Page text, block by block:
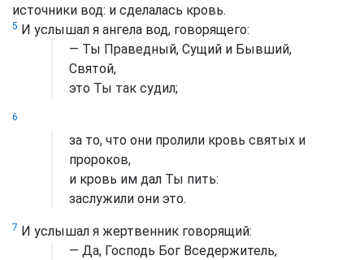
источники вод: и сделалась кровь.
5 И услышал я ангела вод, говорящего:
— Ты Праведный, Сущий и Бывший,
Святой,
это Ты так судил;
6
за то, что они пролили кровь святых и
пророков,
и кровь им дал Ты пить:
заслужили они это.
7 И услышал я жертвенник говорящий:
— Да, Господь Бог Вседержитель,